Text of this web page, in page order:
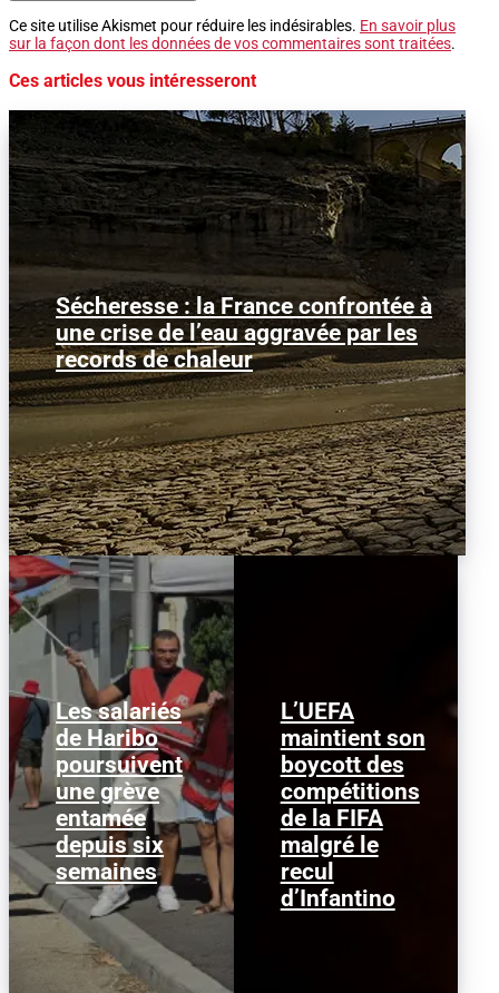
Ce site utilise Akismet pour réduire les indésirables. En savoir plus
sur la façon dont les données de vos commentaires sont traitées.
Ces articles vous intéresseront
Sécheresse : la France confrontée à
une crise de l’eau aggravée par les
records de chaleur
Image d'illustration : Le Tage à sec dans
la région de Guadalajara, en Espagne.
La France traverse...
Les salariés
de Haribo
poursuivent
une grève
entamée
depuis six
semaines
PHOTO M.R. Les
salariés de l'usine
Haribo de Marseille sont
entrés dans leur sixième
semaine de...
L’UEFA
maintient son
boycott des
compétitions
de la FIFA
malgré le
recul
d’Infantino
Image d'illustration : ©
Dado Ruvic, Reuters
L'Union des
associations
européennes de
football...